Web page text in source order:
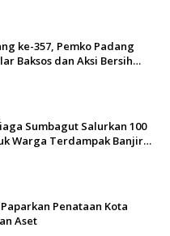
ke-357, Pemko Padang
Baksos dan Aksi Bersih
Sumbagut Salurkan 100
Warga Terdampak Banjir
Penataan Kota
Aset